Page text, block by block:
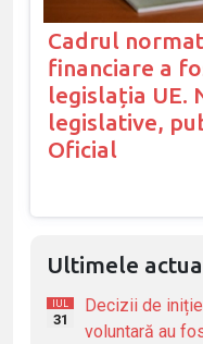
Cadrul
financiare a
legislația UE.
legislative,
Oficial
Ultimele
IUL
31
Decizii de
voluntară au